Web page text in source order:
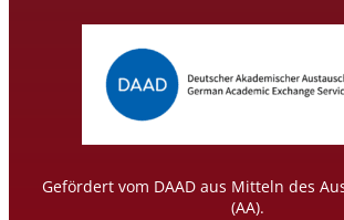
Gefördert vom DAAD aus Mitteln des
(AA).